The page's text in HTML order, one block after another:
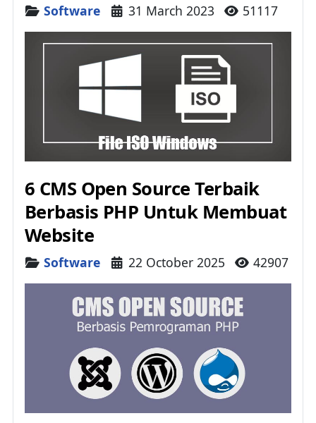
Details
Software 31 March 2023 51117
6 CMS Open Source Terbaik
Berbasis PHP Untuk Membuat
Website
Details
Software 22 October 2025 42907